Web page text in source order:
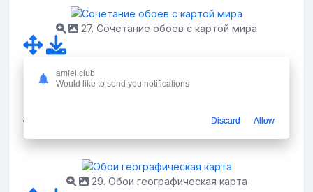
27. Сочетание обоев с картой мира
29. Обои географическая карта
amiel.club
Would like to send you notifications
Discard Allow